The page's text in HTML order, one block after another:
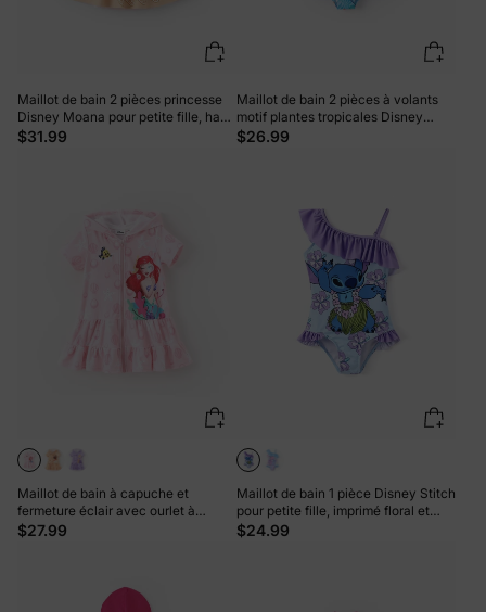
Maillot de bain 2 pièces princesse
Disney Moana pour petite fille, haut
à manches bouffantes et jupe UPF
$31.99
Maillot de bain 2 pièces à volants
motif plantes tropicales Disney
Stitch pour petite fille, protection
$26.99
Maillot de bain à capuche et
fermeture éclair avec ourlet à
volants pour petite fille Disney
$27.99
Maillot de bain 1 pièce Disney Stitch
pour petite fille, imprimé floral et
rayé coloré, épaules dénudées,
$24.99